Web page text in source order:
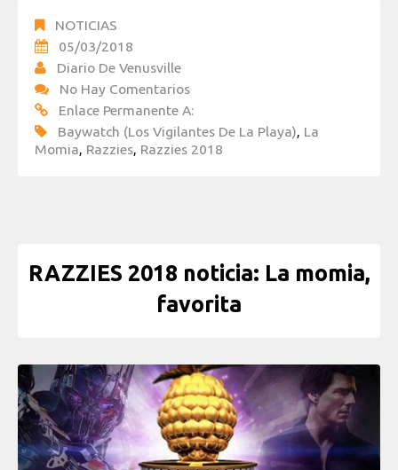
NOTICIAS
05/03/2018
Diario De Venusville
No Hay Comentarios
Enlace Permanente A:
Baywatch (Los Vigilantes De La Playa), La
Momia, Razzies, Razzies 2018
RAZZIES 2018 noticia: La momia,
favorita